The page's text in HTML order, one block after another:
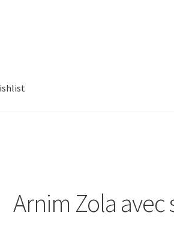
Arnim Zola avec